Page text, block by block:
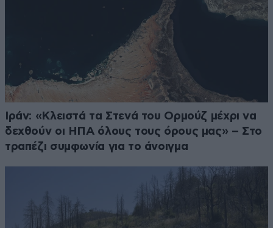
Ιράν: «Κλειστά τα Στενά του Ορμούζ μέχρι να
δεχθούν οι ΗΠΑ όλους τους όρους μας» – Στο
τραπέζι συμφωνία για το άνοιγμα